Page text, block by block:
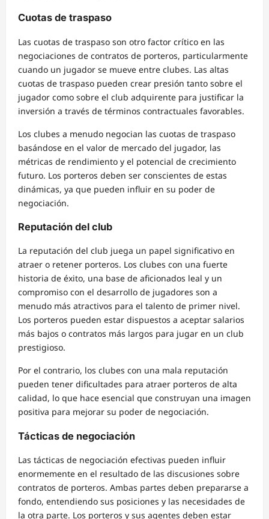
Cuotas de traspaso
Las cuotas de traspaso son otro factor crítico en las
negociaciones de contratos de porteros, particularmente
cuando un jugador se mueve entre clubes. Las altas
cuotas de traspaso pueden crear presión tanto sobre el
jugador como sobre el club adquirente para justificar la
inversión a través de términos contractuales favorables.
Los clubes a menudo negocian las cuotas de traspaso
basándose en el valor de mercado del jugador, las
métricas de rendimiento y el potencial de crecimiento
futuro. Los porteros deben ser conscientes de estas
dinámicas, ya que pueden influir en su poder de
negociación.
Reputación del club
La reputación del club juega un papel significativo en
atraer o retener porteros. Los clubes con una fuerte
historia de éxito, una base de aficionados leal y un
compromiso con el desarrollo de jugadores son a
menudo más atractivos para el talento de primer nivel.
Los porteros pueden estar dispuestos a aceptar salarios
más bajos o contratos más largos para jugar en un club
prestigioso.
Por el contrario, los clubes con una mala reputación
pueden tener dificultades para atraer porteros de alta
calidad, lo que hace esencial que construyan una imagen
positiva para mejorar su poder de negociación.
Tácticas de negociación
Las tácticas de negociación efectivas pueden influir
enormemente en el resultado de las discusiones sobre
contratos de porteros. Ambas partes deben prepararse a
fondo, entendiendo sus posiciones y las necesidades de
la otra parte. Los porteros y sus agentes deben estar